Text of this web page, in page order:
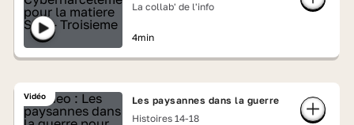
La collab' de l'info
4min
Vidéo
Les paysannes dans la guerre
Histoires 14-18